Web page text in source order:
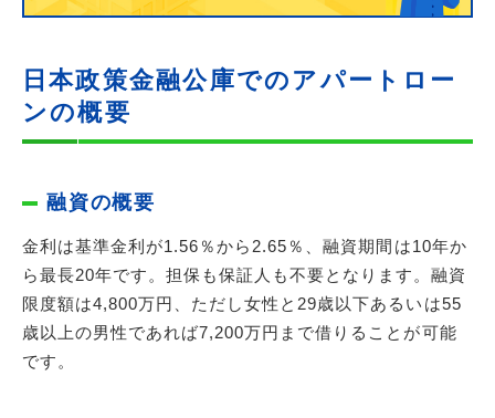
日本政策金融公庫でのアパートロー
ンの概要
融資の概要
金利は基準金利が1.56％から2.65％、融資期間は10年か
ら最長20年です。担保も保証人も不要となります。融資
限度額は4,800万円、ただし女性と29歳以下あるいは55
歳以上の男性であれば7,200万円まで借りることが可能
です。